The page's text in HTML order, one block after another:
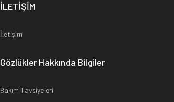
İLETİŞİM
İletişim
Gözlükler Hakkında Bilgiler
Bakım Tavsiyeleri